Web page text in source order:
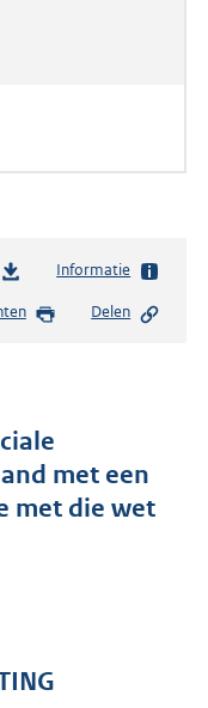
Informatie
Delen
met een
met die wet